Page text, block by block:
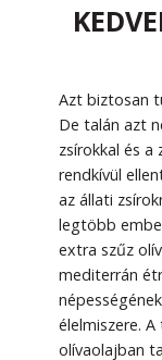
Azt biztosan
De talán azt
zsírokkal és a
rendkívül
az állati
legtöbb
extra szűz
mediterrán
élelmiszere.
olívaolajban